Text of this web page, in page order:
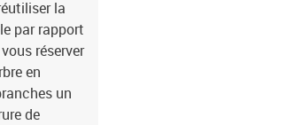
la
par rapport
réserver
en
un
de